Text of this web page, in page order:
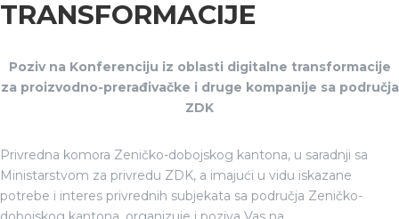
TRANSFORMACIJE
Poziv na Konferenciju iz oblasti digitalne transformacije
za proizvodno-prerađivačke i druge kompanije sa područja
ZDK
Privredna komora Zeničko-dobojskog kantona, u saradnji sa
Ministarstvom za privredu ZDK, a imajući u vidu iskazane
potrebe i interes privrednih subjekata sa područja Zeničko-